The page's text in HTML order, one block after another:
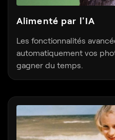
Alimenté par l'IA
Les fonctionnalités
automatiquement vos
gagner du temps.